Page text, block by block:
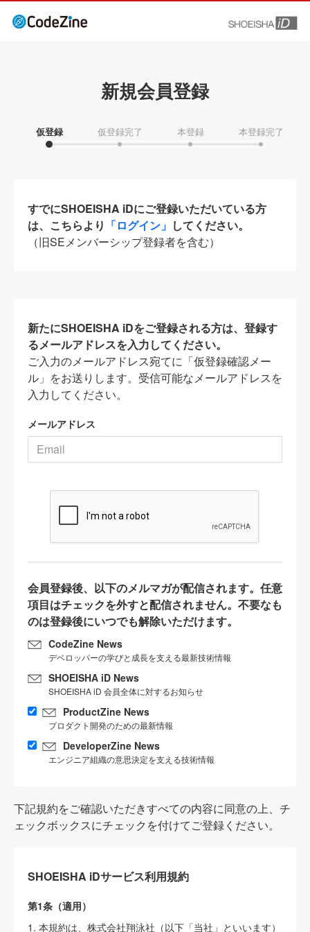
新規会員登録
仮登録 仮登録完了 本登録 本登録完了
すでにSHOEISHA iDにご登録いただいている方
は、こちらより 「ログイン」 してください。
（旧SEメンバーシップ登録者を含む）
新たにSHOEISHA iDをご登録される方は、登録す
るメールアドレスを入力してください。
ご入力のメールアドレス宛てに「仮登録確認メー
ル」をお送りします。受信可能なメールアドレスを
入力してください。
メールアドレス
会員登録後、以下のメルマガが配信されます。任意
項目はチェックを外すと配信されません。不要なも
のは登録後にいつでも解除いただけます。
CodeZine News
デベロッパーの学びと成長を支える最新技術情報
SHOEISHA iD News
SHOEISHA iD 会員全体に対するお知らせ
ProductZine News
プロダクト開発のための最新情報
DeveloperZine News
エンジニア組織の意思決定を支える技術情報
下記規約をご確認いただきすべての内容に同意の上、チ
ェックボックスにチェックを付けてご登録ください。
SHOEISHA iDサービス利用規約
第1条（適用）
1. 本規約は、株式会社翔泳社（以下「当社」といいます）